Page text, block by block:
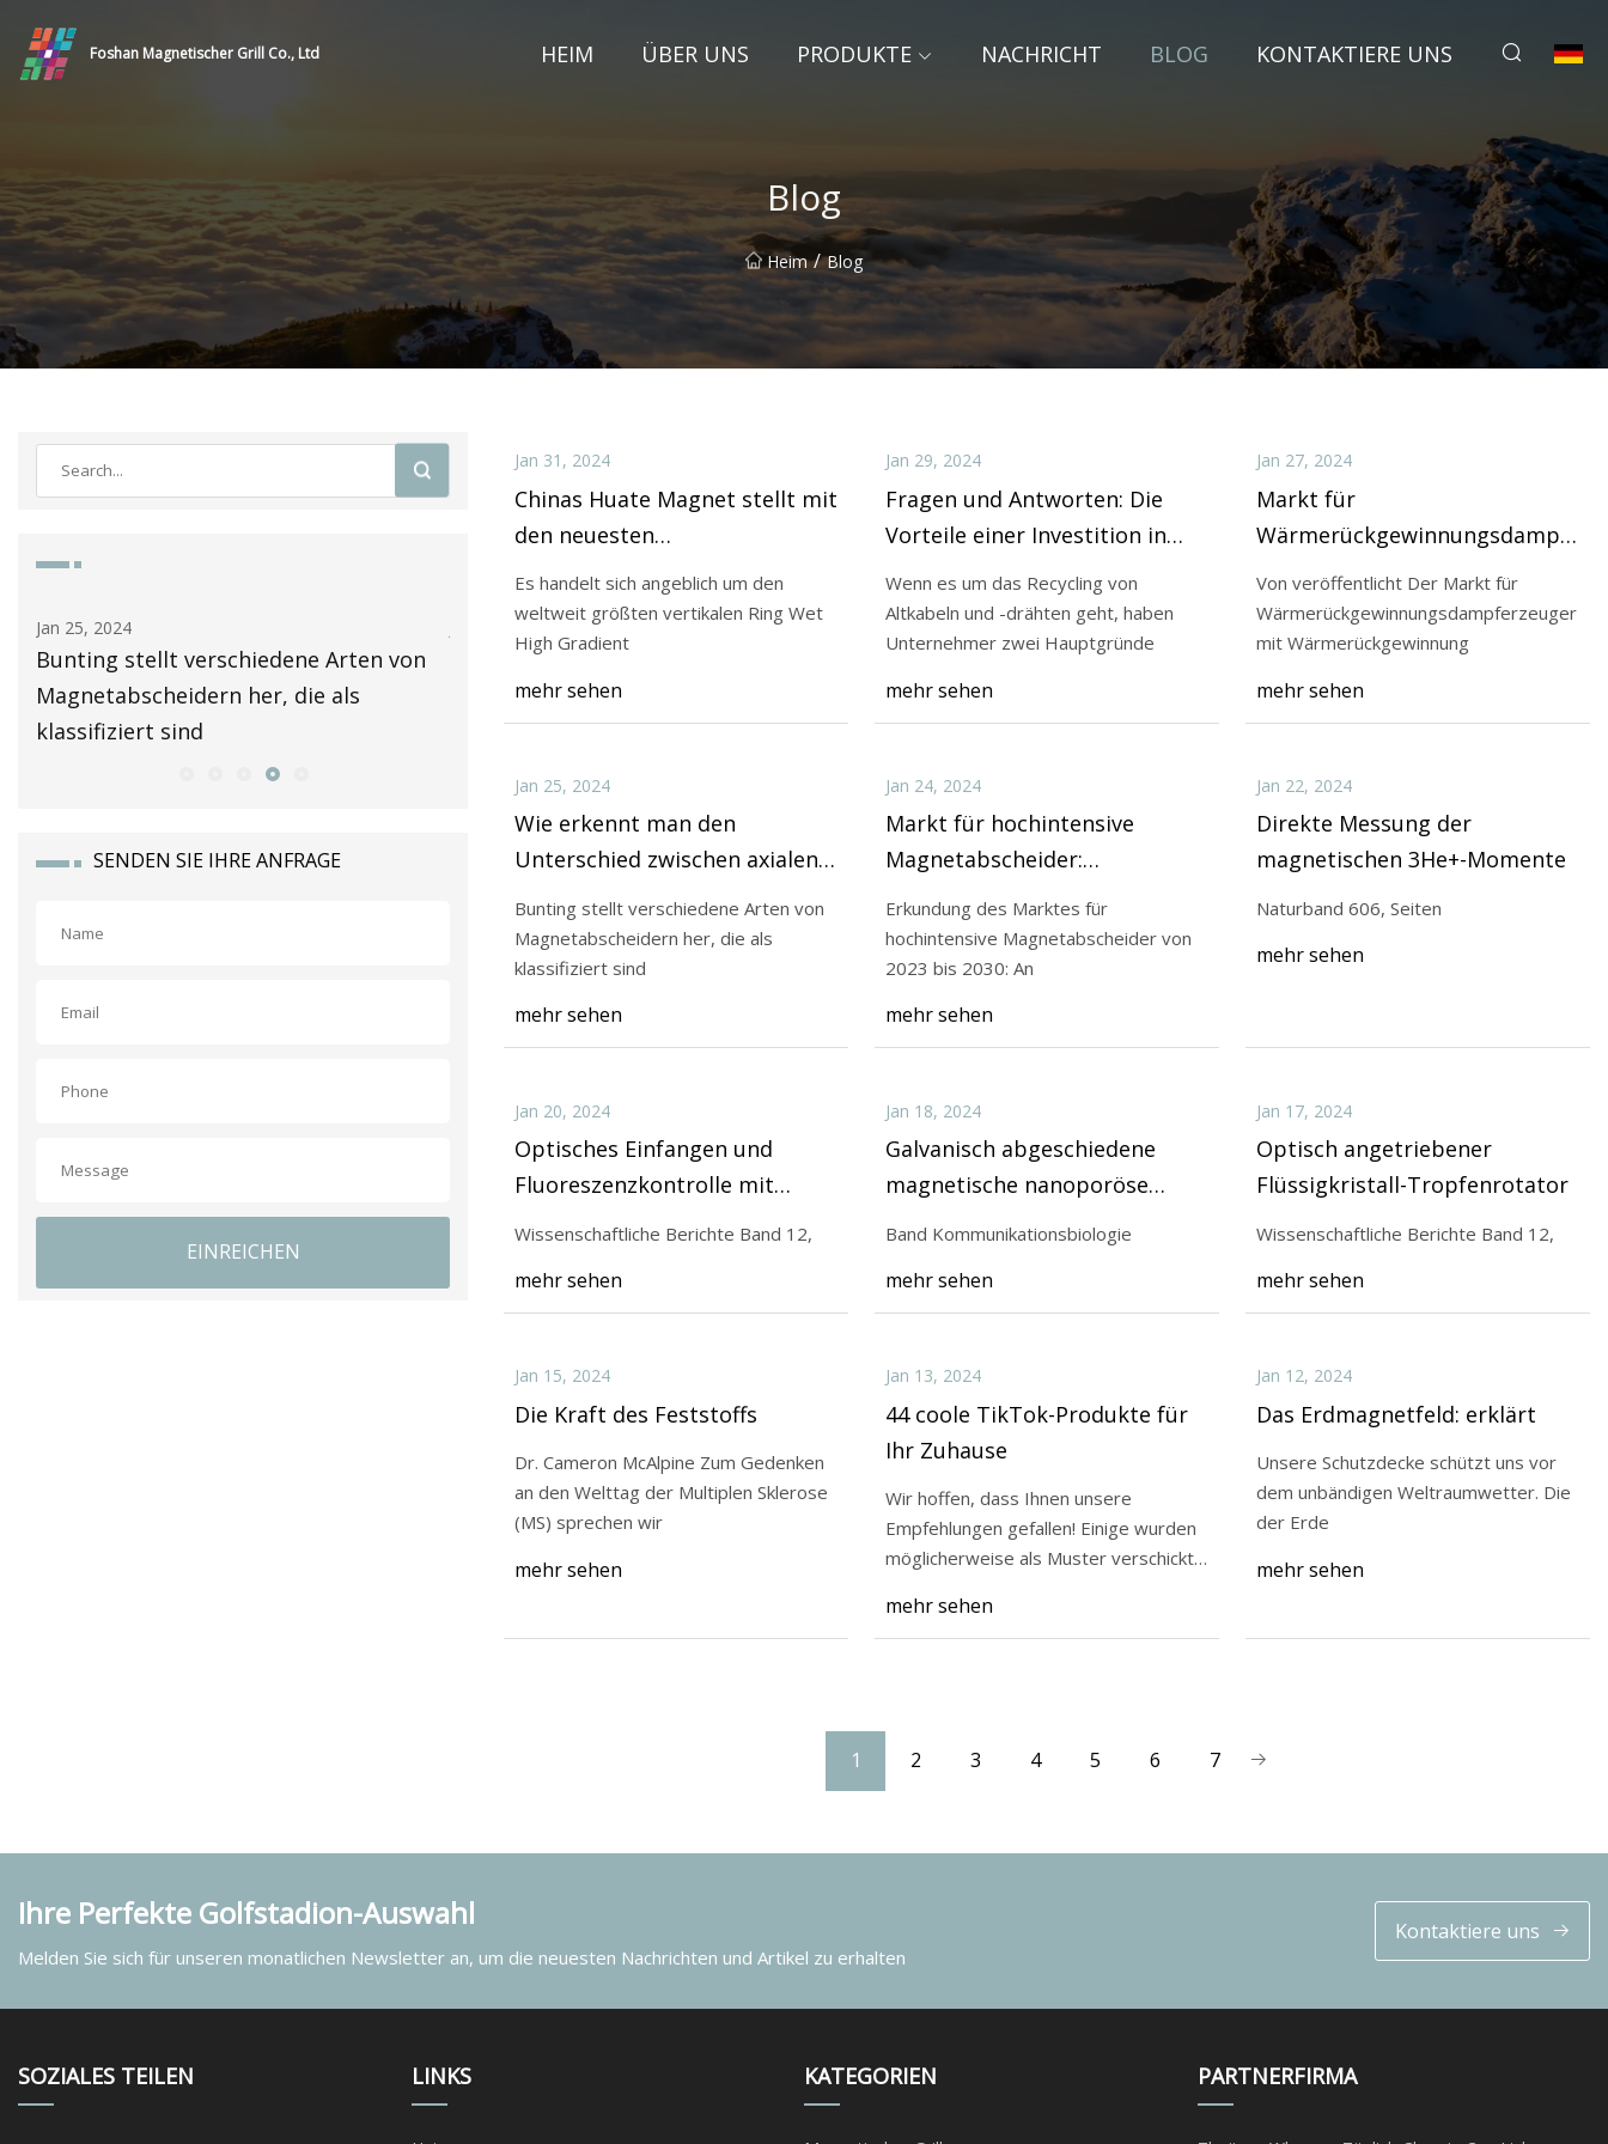
Foshan Magnetischer Grill Co., Ltd HEIM ÜBER UNS PRODUKTE NACHRICHT BLOG KONTAKTIERE UNS
Blog
Heim / Blog
Jan 25, 2024
Bunting stellt verschiedene Arten von
Magnetabscheidern her, die als
klassifiziert sind
Jan 24, 2024
Erkundung des Marktes für
hochintensive Magnetabscheider von
2023 bis 2030: An
Jan 31, 2024
Es handelt sich angeblich um den
weltweit größten vertikalen Ring Wet
High Gradient
SENDEN SIE IHRE ANFRAGE
EINREICHEN
Jan 31, 2024
Chinas Huate Magnet stellt mit
den neuesten
Magnetabscheider- und
Filtermodellen neue
Größenrekorde auf
Es handelt sich angeblich um den
weltweit größten vertikalen Ring Wet
High Gradient
mehr sehen
Jan 29, 2024
Fragen und Antworten: Die
Vorteile einer Investition in
Kabelverarbeitungsgeräte
Wenn es um das Recycling von
Altkabeln und -drähten geht, haben
Unternehmer zwei Hauptgründe
mehr sehen
Jan 27, 2024
Markt für
soll bis Ende 2031 mit einer
jährlichen Wachstumsrate von
5,7 % wachsen: FMI
Von veröffentlicht Der Markt für
Wärmerückgewinnungsdampferzeuger
mit Wärmerückgewinnung
mehr sehen
Jan 25, 2024
Wie erkennt man den
Unterschied zwischen axialen
und radialen Magnetfeldern?
Bunting stellt verschiedene Arten von
Magnetabscheidern her, die als
klassifiziert sind
mehr sehen
Jan 24, 2024
Markt für hochintensive
Magnetabscheider:
Haupttreiber,
Brancheneinblicke und
neueste Dateneinblicke
Erkundung des Marktes für
hochintensive Magnetabscheider von
2023 bis 2030: An
mehr sehen
Jan 22, 2024
Direkte Messung der
magnetischen 3He+-Momente
Naturband 606, Seiten
mehr sehen
Jan 20, 2024
Optisches Einfangen und
Fluoreszenzkontrolle mit
vektoriellem strukturiertem
Wissenschaftliche Berichte Band 12,
mehr sehen
Jan 18, 2024
Galvanisch abgeschiedene
magnetische nanoporöse
Membran für hohe
Band Kommunikationsbiologie
mehr sehen
Jan 17, 2024
Optisch angetriebener
Flüssigkristall-Tropfenrotator
Wissenschaftliche Berichte Band 12,
mehr sehen
Jan 15, 2024
Die Kraft des Feststoffs
Dr. Cameron McAlpine Zum Gedenken
an den Welttag der Multiplen Sklerose
(MS) sprechen wir
mehr sehen
Jan 13, 2024
44 coole TikTok-Produkte für
Ihr Zuhause
Wir hoffen, dass Ihnen unsere
Empfehlungen gefallen! Einige wurden
möglicherweise als Muster verschickt,
mehr sehen
Jan 12, 2024
Das Erdmagnetfeld: erklärt
Unsere Schutzdecke schützt uns vor
dem unbändigen Weltraumwetter. Die
der Erde
mehr sehen
1 2 3 4 5 6 7
Ihre Perfekte Golfstadion-Auswahl
Melden Sie sich für unseren monatlichen Newsletter an, um die neuesten Nachrichten und Artikel zu erhalten
Kontaktiere uns
SOZIALES TEILEN LINKS KATEGORIEN PARTNERFIRMA